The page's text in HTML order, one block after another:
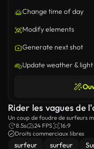
Change time of day
Modify elements
Generate next shot
Update weather & light
Rider les vagues de
Un coup de foudre de surfeurs
bleu.8.5s 24 FPS
16:9
Droits commerciaux libres
surfeur surfeur